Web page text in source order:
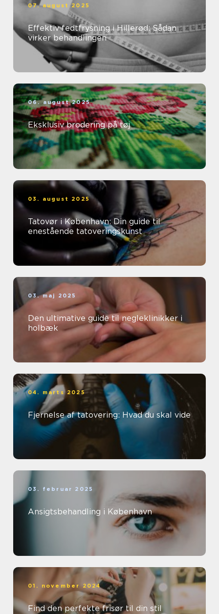
07. august 2025
Effektiv fedtfrysning i Hillerød: Sådan
virker behandlingen
06. august 2025
Eksklusiv brodering på tøj
03. august 2025
Tatovør i København: Din guide til
enestående tatoveringskunst
03. maj 2025
Den ultimative guide til negleklinikker i
holbæk
04. marts 2025
Fjernelse af tatovering: Hvad du skal vide
03. februar 2025
Ansigtsbehandling i København
01. november 2024
Find den perfekte frisør til din stil